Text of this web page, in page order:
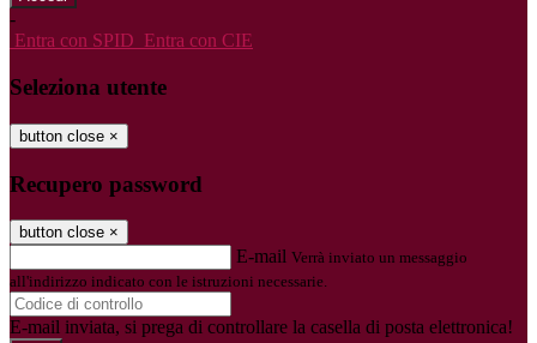
-
Entra con SPID Entra con CIE
Seleziona utente
button close ×
Recupero password
button close ×
E-mail Verrà inviato un messaggio
all'indirizzo indicato con le istruzioni necessarie.
E-mail inviata, si prega di controllare la casella di posta elettronica!